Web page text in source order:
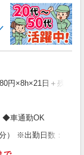
円×8h×21日＋残業
◆車通勤OK
） ※出勤日数：週5